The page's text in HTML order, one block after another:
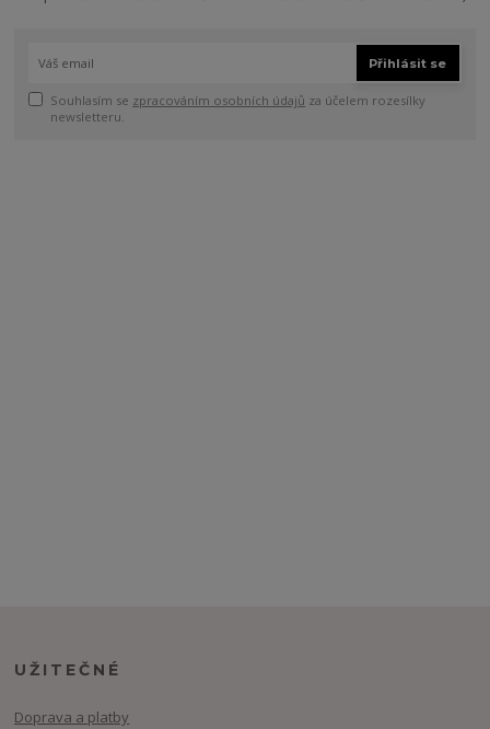
Přihlásit se
Souhlasím se zpracováním osobních údajů za účelem rozesílky
newsletteru.
UŽITEČNÉ
Doprava a platby